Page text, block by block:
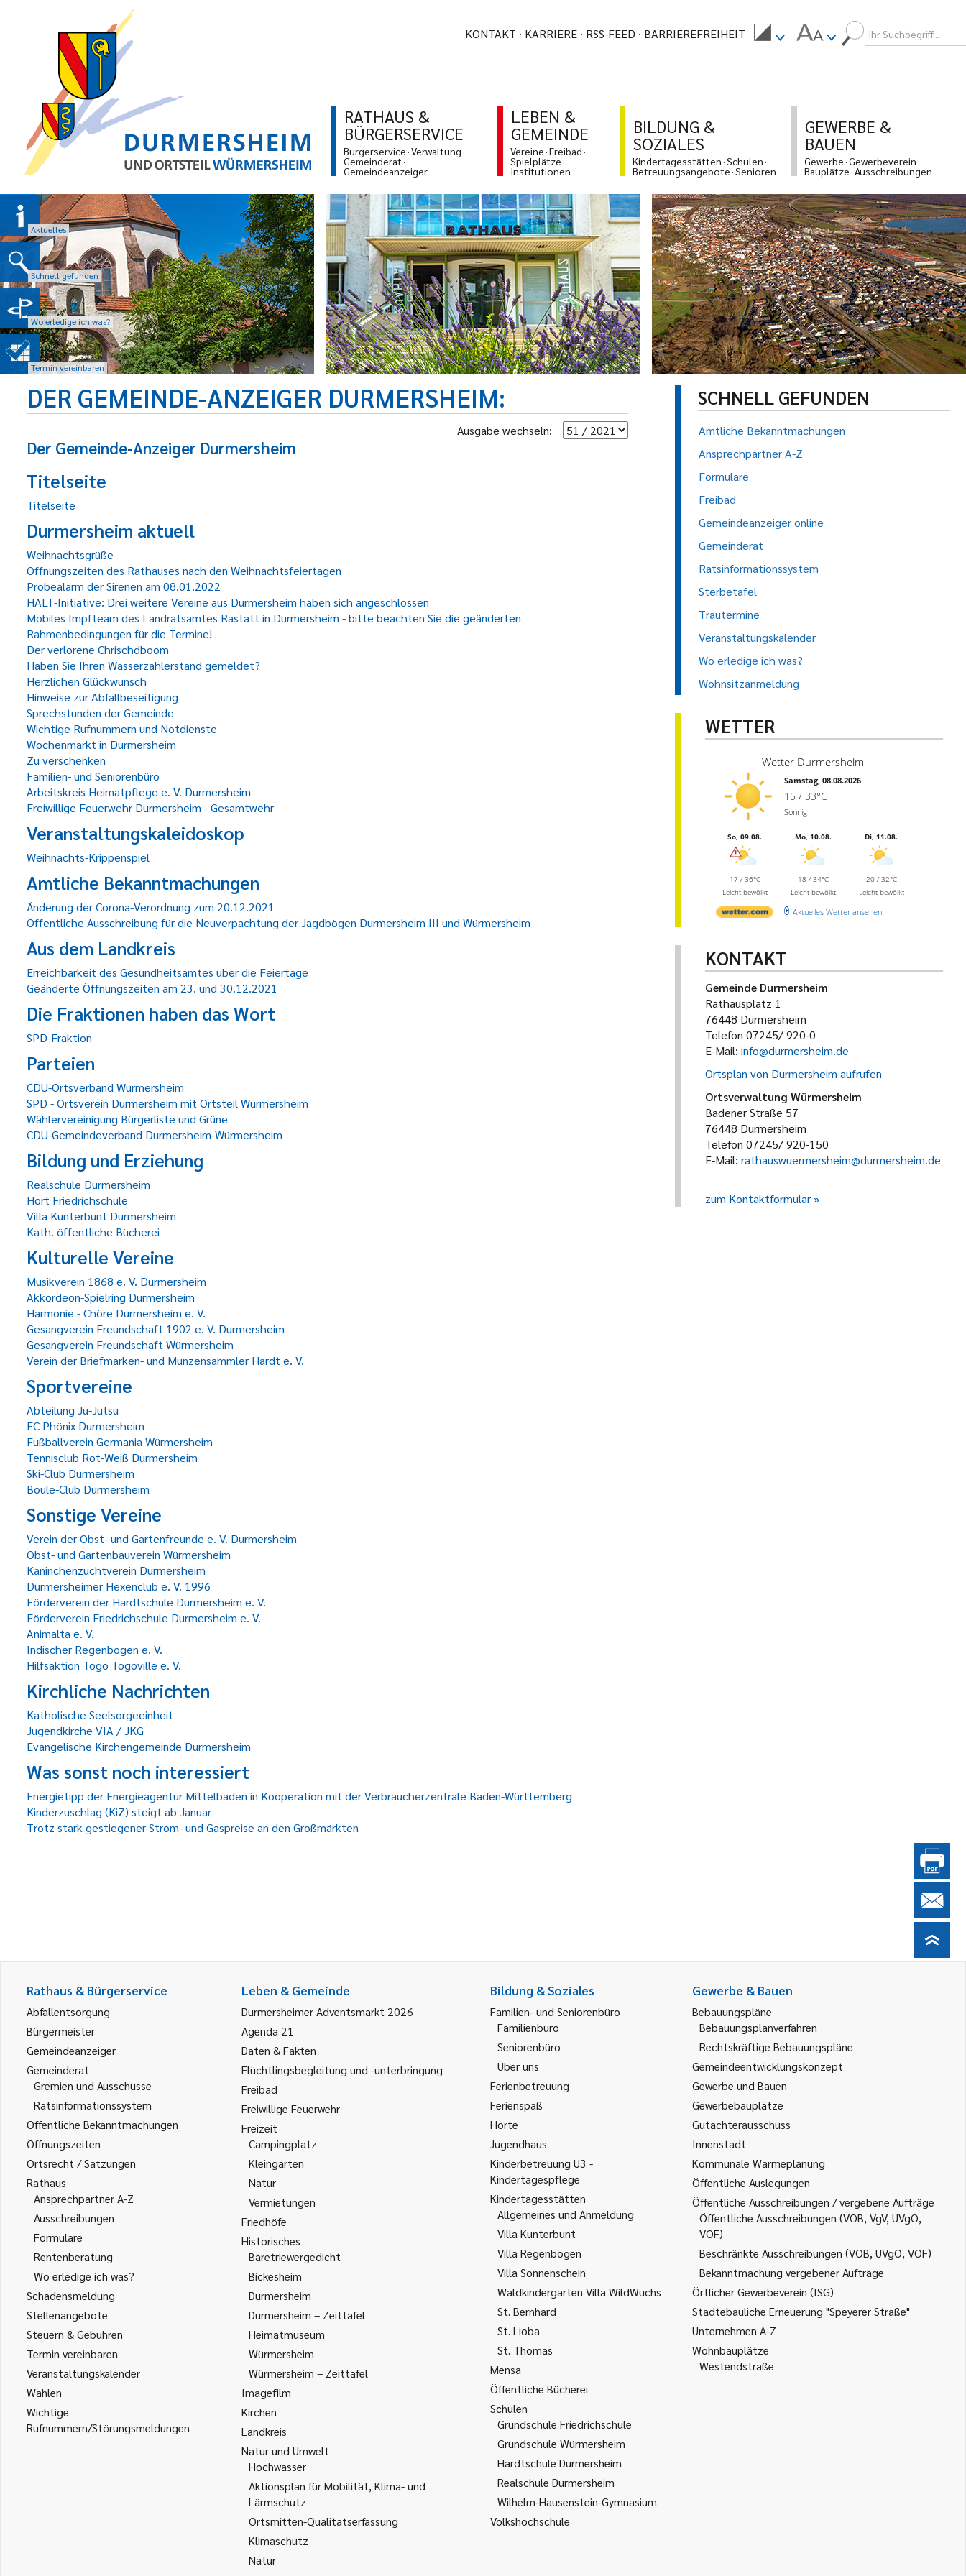
KONTAKT KARRIERE RSS-FEED BARRIEREFREIHEIT
RATHAUS &
BÜRGERSERVICE
Bürgerservice Verwaltung
Gemeinderat
Gemeindeanzeiger
LEBEN &
GEMEINDE
Vereine Freibad
Spielplätze
Institutionen
BILDUNG &
SOZIALES
Kindertagesstätten Schulen
Betreuungsangebote Senioren
GEWERBE &
BAUEN
Gewerbe Gewerbeverein
Bauplätze Ausschreibungen
Aktuelles
Schnell gefunden
Wo erledige ich was?
Termin vereinbaren
DER GEMEINDE-ANZEIGER DURMERSHEIM
Ausgabe wechseln:
Der Gemeinde-Anzeiger Durmersheim
Titelseite
Titelseite
Durmersheim aktuell
Weihnachtsgrüße
Öffnungszeiten des Rathauses nach den Weihnachtsfeiertagen
Probealarm der Sirenen am 08.01.2022
HALT-Initiative: Drei weitere Vereine aus Durmersheim haben sich angeschlossen
Mobiles Impfteam des Landratsamtes Rastatt in Durmersheim - bitte beachten Sie die geänderten
Rahmenbedingungen für die Termine!
Der verlorene Chrischdboom
Haben Sie Ihren Wasserzählerstand gemeldet?
Herzlichen Glückwunsch
Hinweise zur Abfallbeseitigung
Sprechstunden der Gemeinde
Wichtige Rufnummern und Notdienste
Wochenmarkt in Durmersheim
Zu verschenken
Familien- und Seniorenbüro
Arbeitskreis Heimatpflege e. V. Durmersheim
Freiwillige Feuerwehr Durmersheim - Gesamtwehr
Veranstaltungskaleidoskop
Weihnachts-Krippenspiel
Amtliche Bekanntmachungen
Änderung der Corona-Verordnung zum 20.12.2021
Öffentliche Ausschreibung für die Neuverpachtung der Jagdbögen Durmersheim III und Würmersheim
Aus dem Landkreis
Erreichbarkeit des Gesundheitsamtes über die Feiertage
Geänderte Öffnungszeiten am 23. und 30.12.2021
Die Fraktionen haben das Wort
SPD-Fraktion
Parteien
CDU-Ortsverband Würmersheim
SPD - Ortsverein Durmersheim mit Ortsteil Würmersheim
Wählervereinigung Bürgerliste und Grüne
CDU-Gemeindeverband Durmersheim-Würmersheim
Bildung und Erziehung
Realschule Durmersheim
Hort Friedrichschule
Villa Kunterbunt Durmersheim
Kath. öffentliche Bücherei
Kulturelle Vereine
Musikverein 1868 e. V. Durmersheim
Akkordeon-Spielring Durmersheim
Harmonie - Chöre Durmersheim e. V.
Gesangverein Freundschaft 1902 e. V. Durmersheim
Gesangverein Freundschaft Würmersheim
Verein der Briefmarken- und Münzensammler Hardt e. V.
Sportvereine
Abteilung Ju-Jutsu
FC Phönix Durmersheim
Fußballverein Germania Würmersheim
Tennisclub Rot-Weiß Durmersheim
Ski-Club Durmersheim
Boule-Club Durmersheim
Sonstige Vereine
Verein der Obst- und Gartenfreunde e. V. Durmersheim
Obst- und Gartenbauverein Würmersheim
Kaninchenzuchtverein Durmersheim
Durmersheimer Hexenclub e. V. 1996
Förderverein der Hardtschule Durmersheim e. V.
Förderverein Friedrichschule Durmersheim e. V.
Animalta e. V.
Indischer Regenbogen e. V.
Hilfsaktion Togo Togoville e. V.
Kirchliche Nachrichten
Katholische Seelsorgeeinheit
Jugendkirche VIA / JKG
Evangelische Kirchengemeinde Durmersheim
Was sonst noch interessiert
Energietipp der Energieagentur Mittelbaden in Kooperation mit der Verbraucherzentrale Baden-Württemberg
Kinderzuschlag (KiZ) steigt ab Januar
Trotz stark gestiegener Strom- und Gaspreise an den Großmärkten
SCHNELL GEFUNDEN
Amtliche Bekanntmachungen
Ansprechpartner A-Z
Formulare
Freibad
Gemeindeanzeiger online
Gemeinderat
Ratsinformationssystem
Sterbetafel
Trautermine
Veranstaltungskalender
Wo erledige ich was?
Wohnsitzanmeldung
WETTER
Wetter Durmersheim
Samstag, 08.08.2026
15 / 33°C
Sonnig
So, 09.08.
17 / 36°C
Leicht bewölkt
Mo, 10.08.
18 / 34°C
Leicht bewölkt
Di, 11.08.
20 / 32°C
Leicht bewölkt
Aktuelles Wetter ansehen
KONTAKT
Gemeinde Durmersheim
Rathausplatz 1
76448 Durmersheim
Telefon 07245/ 920-0
E-Mail: info@durmersheim.de
Ortsplan von Durmersheim aufrufen
Ortsverwaltung Würmersheim
Badener Straße 57
76448 Durmersheim
Telefon 07245/ 920-150
E-Mail: rathauswuermersheim@durmersheim.de
zum Kontaktformular
Rathaus & Bürgerservice
Abfallentsorgung
Bürgermeister
Gemeindeanzeiger
Gemeinderat
Gremien und Ausschüsse
Ratsinformationssystem
Öffentliche Bekanntmachungen
Öffnungszeiten
Ortsrecht / Satzungen
Rathaus
Ansprechpartner A-Z
Ausschreibungen
Formulare
Rentenberatung
Wo erledige ich was?
Schadensmeldung
Stellenangebote
Steuern & Gebühren
Termin vereinbaren
Veranstaltungskalender
Wahlen
Wichtige
Rufnummern/Störungsmeldungen
Leben & Gemeinde
Durmersheimer Adventsmarkt 2026
Agenda 21
Daten & Fakten
Flüchtlingsbegleitung und -unterbringung
Freibad
Freiwillige Feuerwehr
Freizeit
Campingplatz
Kleingärten
Natur
Vermietungen
Friedhöfe
Historisches
Bäretriewergedicht
Bickesheim
Durmersheim
Durmersheim – Zeittafel
Heimatmuseum
Würmersheim
Würmersheim – Zeittafel
Imagefilm
Kirchen
Landkreis
Natur und Umwelt
Hochwasser
Aktionsplan für Mobilität, Klima- und
Lärmschutz
Ortsmitten-Qualitätserfassung
Klimaschutz
Natur
Bildung & Soziales
Familien- und Seniorenbüro
Familienbüro
Seniorenbüro
Über uns
Ferienbetreuung
Ferienspaß
Horte
Jugendhaus
Kinderbetreuung U3 -
Kindertagespflege
Kindertagesstätten
Allgemeines und Anmeldung
Villa Kunterbunt
Villa Regenbogen
Villa Sonnenschein
Waldkindergarten Villa WildWuchs
St. Bernhard
St. Lioba
St. Thomas
Mensa
Öffentliche Bücherei
Schulen
Grundschule Friedrichschule
Grundschule Würmersheim
Hardtschule Durmersheim
Realschule Durmersheim
Wilhelm-Hausenstein-Gymnasium
Volkshochschule
Gewerbe & Bauen
Bebauungspläne
Bebauungsplanverfahren
Rechtskräftige Bebauungspläne
Gemeindeentwicklungskonzept
Gewerbe und Bauen
Gewerbebauplätze
Gutachterausschuss
Innenstadt
Kommunale Wärmeplanung
Öffentliche Auslegungen
Öffentliche Ausschreibungen / vergebene Aufträge
Öffentliche Ausschreibungen (VOB, VgV, UVgO,
VOF)
Beschränkte Ausschreibungen (VOB, UVgO, VOF)
Bekanntmachung vergebener Aufträge
Örtlicher Gewerbeverein (ISG)
Städtebauliche Erneuerung "Speyerer Straße"
Unternehmen A-Z
Wohnbauplätze
Westendstraße